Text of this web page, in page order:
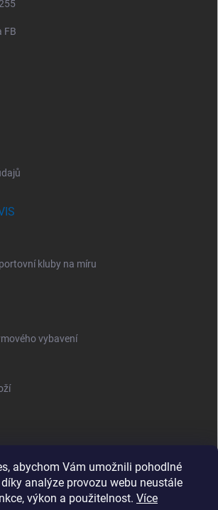
abychom Vám umožnili pohodlné
analýze provozu webu neustále
výkon a použitelnost. Více
FB
kluby na míru
vybavení
v roce 2026: co musí obsahovat a na